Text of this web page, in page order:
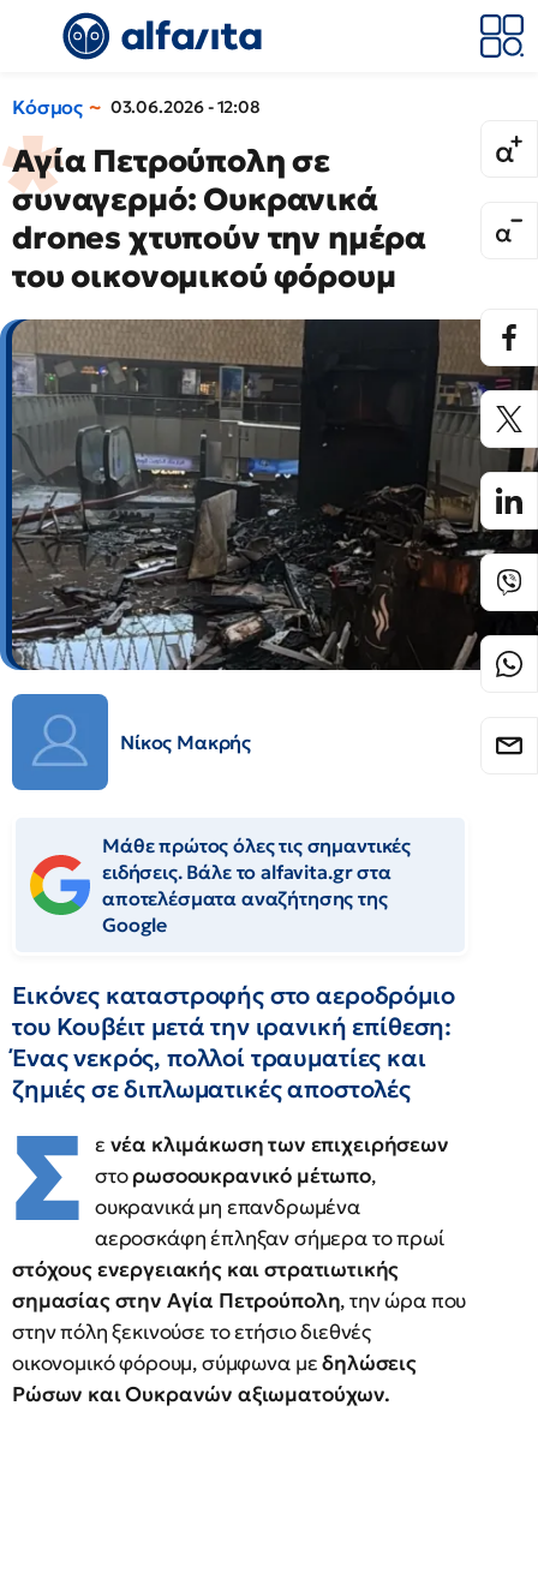
Κόσμος 03.06.2026 - 12:08
Αγία Πετρούπολη σε
συναγερμό: Ουκρανικά
drones χτυπούν την ημέρα
του οικονομικού φόρουμ
Νίκος Μακρής
Μάθε πρώτος όλες τις σημαντικές
ειδήσεις. Βάλε το alfavita.gr στα
αποτελέσματα αναζήτησης της
Google
Εικόνες καταστροφής στο αεροδρόμιο
του Κουβέιτ μετά την ιρανική επίθεση:
Ένας νεκρός, πολλοί τραυματίες και
ζημιές σε διπλωματικές αποστολές
Σ ε νέα κλιμάκωση των επιχειρήσεων
στορωσοουκρανικό μέτωπο,
ουκρανικά μη επανδρωμένα
αεροσκάφη έπληξαν σήμερα το πρωί
στόχους ενεργειακής και στρατιωτικής
σημασίας στην Αγία Πετρούπολη, την ώρα που
στην πόλη ξεκινούσε το ετήσιο διεθνές
οικονομικό φόρουμ, σύμφωνα μεδηλώσεις
Ρώσων και Ουκρανών αξιωματούχων.